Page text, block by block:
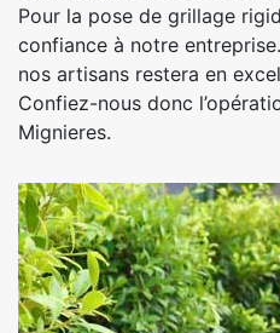
Pour la pose de grillage
confiance à notre
nos artisans restera en
Confiez-nous donc
Mignieres.